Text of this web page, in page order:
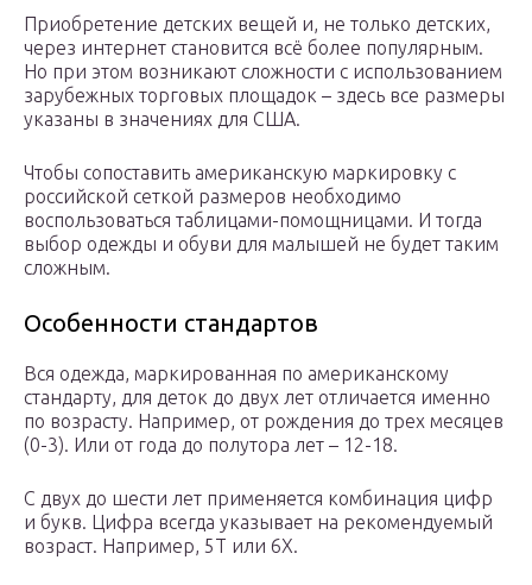
Приобретение детских вещей и, не только детских,
через интернет становится всё более популярным.
Но при этом возникают сложности с использованием
зарубежных торговых площадок – здесь все размеры
указаны в значениях для США.
Чтобы сопоставить американскую маркировку с
российской сеткой размеров необходимо
воспользоваться таблицами-помощницами. И тогда
выбор одежды и обуви для малышей не будет таким
сложным.
Особенности стандартов
Вся одежда, маркированная по американскому
стандарту, для деток до двух лет отличается именно
по возрасту. Например, от рождения до трех месяцев
(0-3). Или от года до полутора лет – 12-18.
С двух до шести лет применяется комбинация цифр
и букв. Цифра всегда указывает на рекомендуемый
возраст. Например, 5Т или 6Х.